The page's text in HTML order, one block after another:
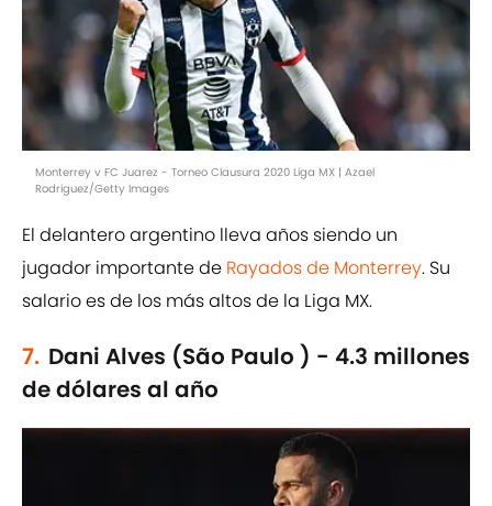
Monterrey v FC Juarez - Torneo Clausura 2020 Liga MX | Azael
Rodriguez/Getty Images
El delantero argentino lleva años siendo un
jugador importante de Rayados de Monterrey. Su
salario es de los más altos de la Liga MX.
7. Dani Alves (São Paulo ) - 4.3 millones
de dólares al año